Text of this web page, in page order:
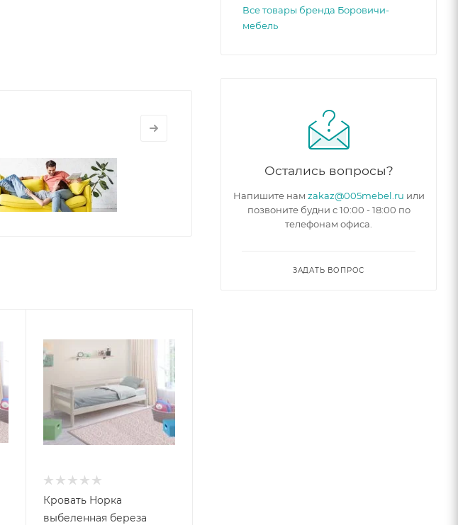
Кровать Норка
выбеленная береза
Все товары бренда Боровичи-
мебель
Остались вопросы?
Напишите нам zakaz@005mebel.ru или
позвоните будни с 10:00 - 18:00 по
телефонам офиса.
ЗАДАТЬ ВОПРОС